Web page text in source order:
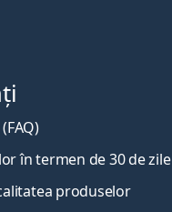
în termen de 30 de zile
produselor